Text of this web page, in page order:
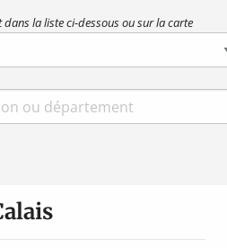
la liste ci-dessous ou sur la carte